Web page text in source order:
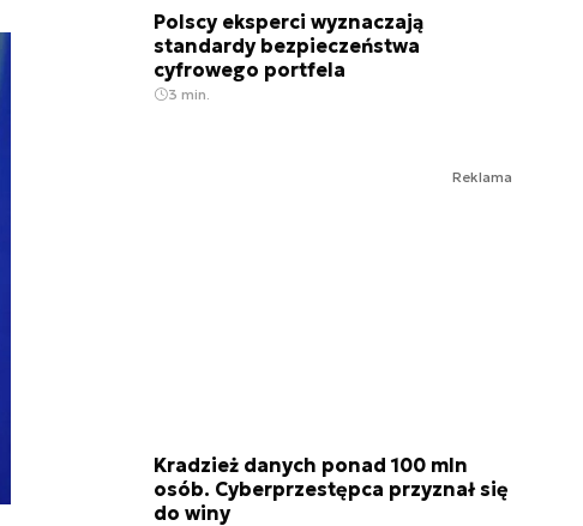
Polscy eksperci wyznaczają
standardy bezpieczeństwa
cyfrowego portfela
3 min.
Reklama
Kradzież danych ponad 100 mln
osób. Cyberprzestępca przyznał się
do winy